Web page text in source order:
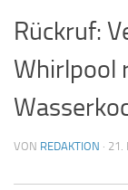
Rückruf:
Whirlpool
VON REDAKTION · 21.